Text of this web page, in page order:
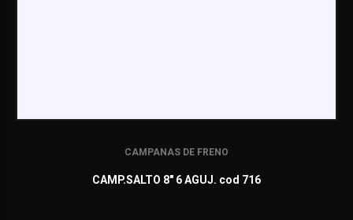
CAMPANAS DE FRENO
CAMP.SALTO 8" 6 AGUJ. cod 716